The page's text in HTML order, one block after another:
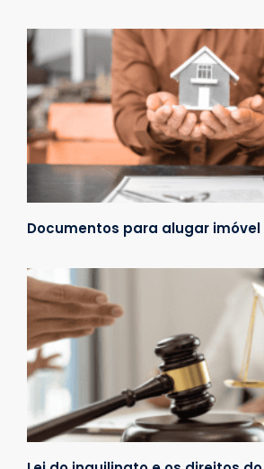
Documentos para alugar imóvel